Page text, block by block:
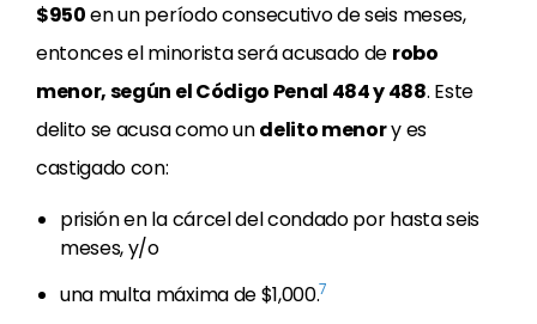
$950en un período consecutivo de seis meses,
entonces el minorista será acusado de robo
menor, según el Código Penal 484 y 488. Este
delito se acusa como undelito menory es
castigado con:
prisión en la cárcel del condado por hasta seis
meses, y/o
una multa máxima de $1,000.7